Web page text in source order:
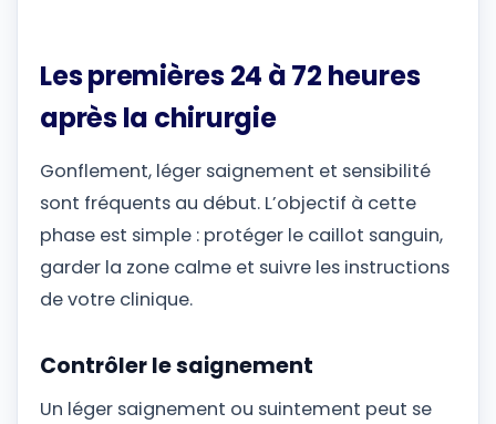
Les premières 24 à 72 heures
après la chirurgie
Gonflement, léger saignement et sensibilité
sont fréquents au début. L’objectif à cette
phase est simple : protéger le caillot sanguin,
garder la zone calme et suivre les instructions
de votre clinique.
Contrôler le saignement
Un léger saignement ou suintement peut se